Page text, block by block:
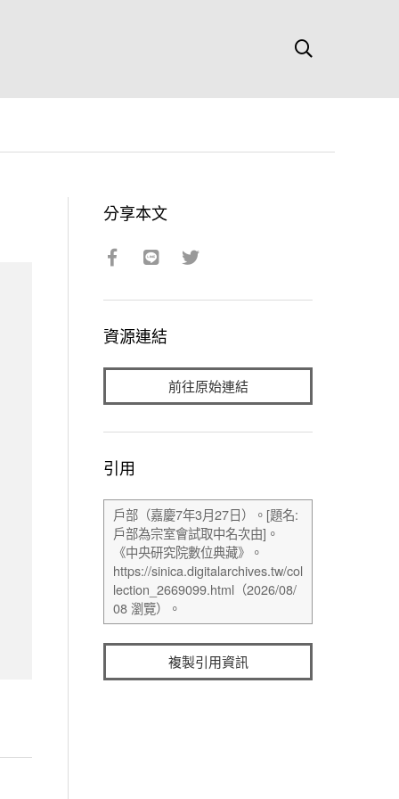
分享本文
資源連結
前往原始連結
引用
複製引用資訊